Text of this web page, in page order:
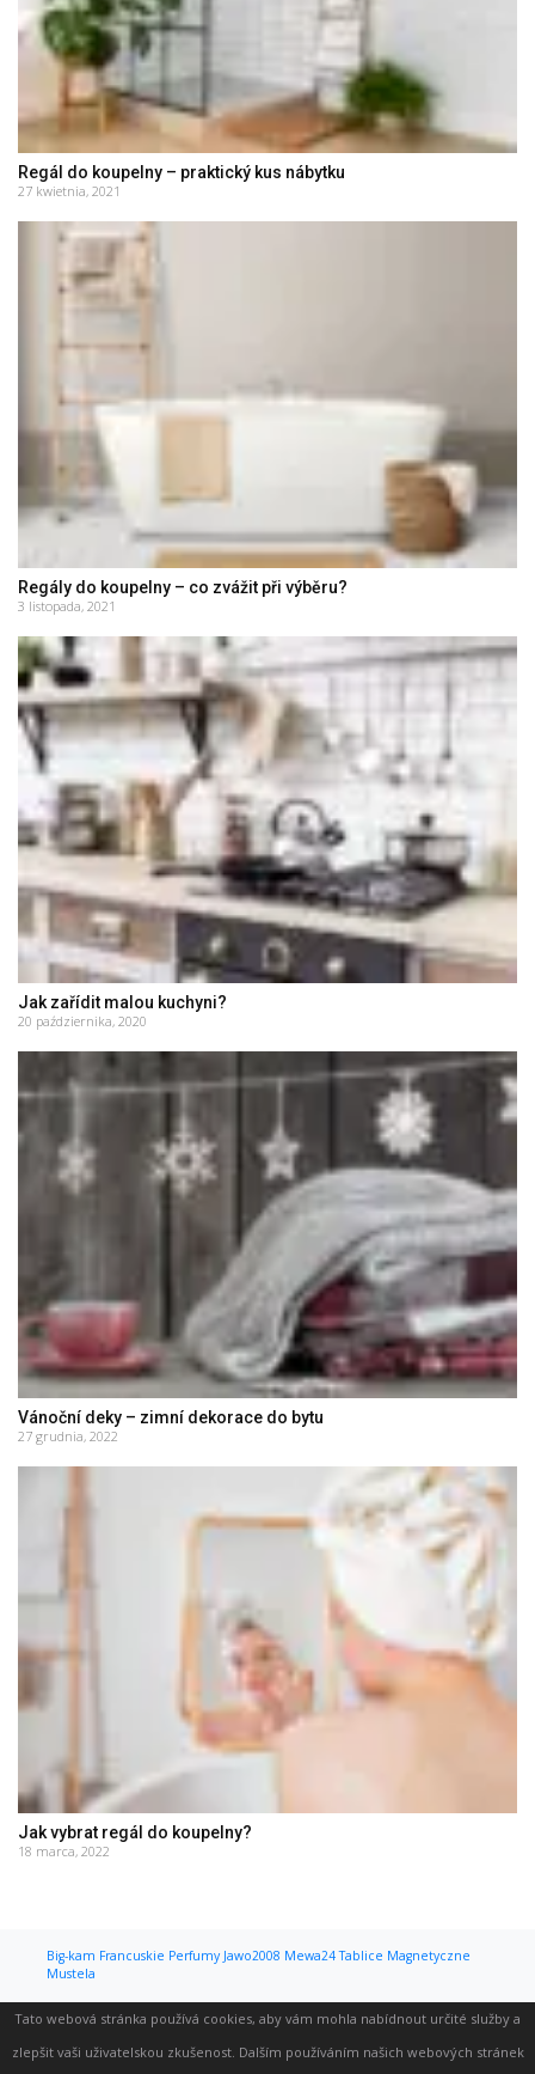
Regál do koupelny – praktický kus nábytku
27 kwietnia, 2021
Regály do koupelny – co zvážit při výběru?
3 listopada, 2021
Jak zařídit malou kuchyni?
20 października, 2020
Vánoční deky – zimní dekorace do bytu
27 grudnia, 2022
Jak vybrat regál do koupelny?
18 marca, 2022
Big-kam Francuskie Perfumy Jawo2008 Mewa24 Tablice Magnetyczne
Mustela
Tato webová stránka používá cookies, aby vám mohla nabídnout určité služby a
zlepšit vaši uživatelskou zkušenost. Dalším používáním našich webových stránek